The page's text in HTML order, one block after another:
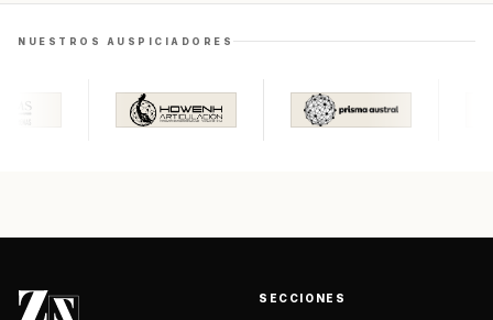
NUESTROS AUSPICIADORES
SECCIONES